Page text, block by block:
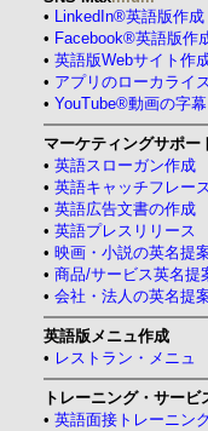
• LinkedIn®英語版作成
• Facebook®英語版作
• 英語版Webサイト作
• アプリのローカライ
• YouTube®動画の字幕
マーケティングサポー
• 英語スローガン作成
• 英語キャッチフレー
• 英語広告文書の作成
• 英語プレスリリース
• 映画・小説の英名提
• 商品/サービス英名提
• 会社・法人の英名提
英語版メニュ作成
• レストラン・メニュ
トレーニング・サービ
• 英語面接トレーニン